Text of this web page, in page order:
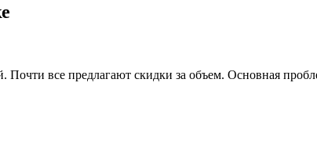
Почти все предлагают скидки за объем. Основная